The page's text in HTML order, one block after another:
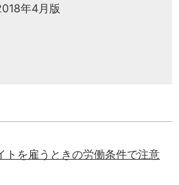
年4月版
トを雇うときの労働条件で注意